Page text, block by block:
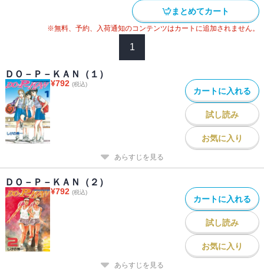
まとめてカート
※無料、予約、入荷通知のコンテンツはカートに追加されません。
1
ＤＯ－Ｐ－ＫＡＮ（１）
¥792 (税込)
カートに入れる
試し読み
お気に入り
あらすじを見る
ＤＯ－Ｐ－ＫＡＮ（２）
¥792 (税込)
カートに入れる
試し読み
お気に入り
あらすじを見る